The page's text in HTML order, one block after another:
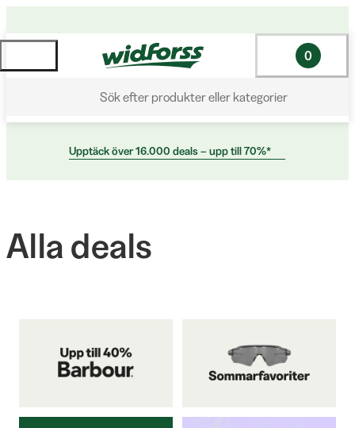
Sök efter produkter eller kategorier
0
Upptäck över 16.000 deals – upp till 70%*
Alla deals